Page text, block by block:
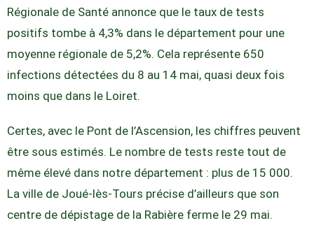
Régionale de Santé annonce que le taux de tests
positifs tombe à 4,3% dans le département pour une
moyenne régionale de 5,2%. Cela représente 650
infections détectées du 8 au 14 mai, quasi deux fois
moins que dans le Loiret.
Certes, avec le Pont de l’Ascension, les chiffres peuvent
être sous estimés. Le nombre de tests reste tout de
même élevé dans notre département : plus de 15 000.
La ville de Joué-lès-Tours précise d’ailleurs que son
centre de dépistage de la Rabière ferme le 29 mai.